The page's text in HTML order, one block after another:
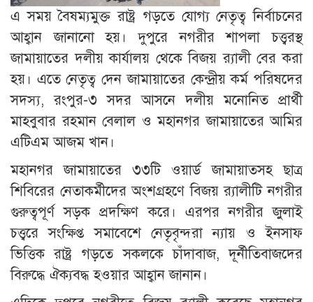
এ সময় বৈষম্যমুক্ত রাষ্ট্র গড়তে যোগ্য নেতৃত্ব নির্বাচনের
আহ্বান জানানো হয়। দুপুরে নগরীর শাপলা চত্ত্বরস্থ
জামায়াতের দলীয় কার্যালয় থেকে বিজয় র‌্যালী বের করা
হয়। এতে নেতৃত্ব দেন জামায়াতের কেন্দ্রীয় কর্ম পরিষদের
সদস্য, রংপুর-৩ সদর আসনে দলীয় মনোনিত প্রার্থী
মাহবুবার রহমান বেলাল ও মহানগর জামায়াতের আমির
এটিএম আজম খান।
মহানগর জামায়াতের ৩৩টি ওয়ার্ড জামায়াতসহ ছাত্র
শিবিরের নেতাকর্মীদের অংশগ্রহণে বিজয় র‌্যালীটি নগরীর
গুরুত্বপূর্ণ সড়ক প্রদক্ষিণ করে। এরপর নগরীর জুলাই
চত্ত্বরে সংক্ষিপ্ত সমাবেশে নেতৃবৃন্দরা ন্যায় ও ইনসাফ
ভিত্তিক রাষ্ট্র গড়তে সকলকে চাঁদাবাজ, দূর্নীতিবাজদের
বিরুদ্ধে ঐক্যবদ্ধ হওয়ার আহ্বান জানান।